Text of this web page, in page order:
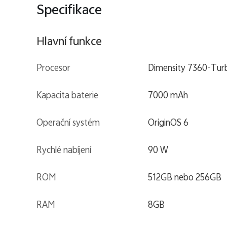
Specifikace
Hlavní funkce
Procesor Dimensity 7360-
Kapacita baterie 7000 mAh
Operační systém OriginOS 6
Rychlé nabíjení 90 W
ROM 512GB nebo 256GB
RAM 8GB